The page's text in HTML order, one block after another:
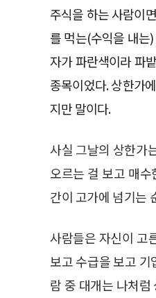
주식을 하는 사람이
를 먹는(수익을 내는
자가 파란색이라 파
종목이었다. 상한가
지만 말이다.
사실 그날의 상한가
오르는 걸 보고 매
간이 고가에 넘기는
사람들은 자신이 고
보고 수급을 보고
람 중 대개는 나처